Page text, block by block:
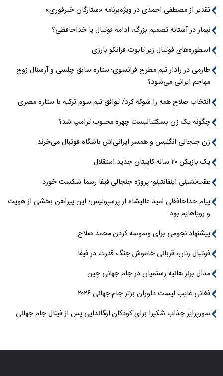
تقدیر از مصطفی احمدی در ویژه‌برنامه «ستارگان خبرفوری»
نیمار در آستانه تصمیم بزرگ؛ ادامه فوتبال یا خداحافظی؟
اسطوره‌های فوتبال زیر تابوت فرانکو بارزی
طارمی در رادار تیم مطرح فرانسوی؛ ستاره سابق چلسی و آرسنال زوج
مهاجم ایرانی می‌شود؟
انتخاب صلاح همه را شوکه کرد/ توافق تیم سوم ترکیه با ستاره مصری
چگونه یک زن بسکتبالیست چهره محبوب ترامپ شد؟
زن جنجالی انگلیس و همسر ایرانی‌اش باشگاه فوتبال می‌خرند
یک بازیکن ۲۰ ساله کاپیتان جدید استقلال
عقب‌نشینی اینفانتینو؛ پروژه جنجالی فیفا رسماً شکست خورد
پیام خداحافظی امید عالیشاه از پرسپولیس؛ این پیراهن بخشی از هویت
و رویاهایم بود
پیشنهاد نجومی برای وسوسه کردن محمد صلاح
فوتبال زنان، قربانی خاموش جنگ قدرت در فیفا
مدال برنز هانیه رستمیان در جام جهانی چین
فغانی غایب لیست داوران برتر جام جهانی ۲۰۲۶
سورپرایز جذاب شکیرا برای کودکان اوگاندایی پس از فینال جام جهانی